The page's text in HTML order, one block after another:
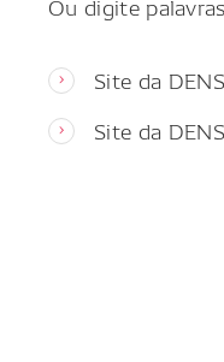
Site da
Site da